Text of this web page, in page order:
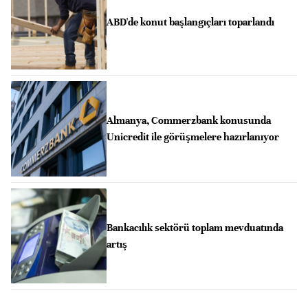
ABD'de konut başlangıçları toparlandı
Almanya, Commerzbank konusunda
Unicredit ile görüşmelere hazırlanıyor
Bankacılık sektörü toplam mevduatında
artış